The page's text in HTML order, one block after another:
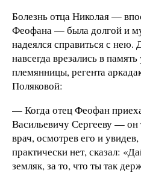
Болезнь отца Николая —
Феофана — была долгой и
надеялся справиться с нею.
навсегда врезались в
племянницы, регента
Поляковой:
— Когда отец Феофан
Васильевичу Сергееву —
врач, осмотрев его и
практически нет, сказал:
земляк, за то, что ты так